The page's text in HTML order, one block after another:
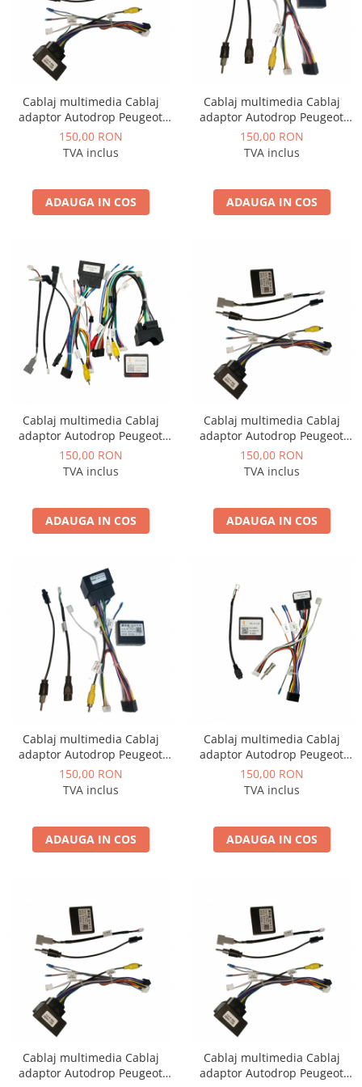
Mitsubishi
Land Rover
Mazda
Isuzu
Subaru
Smart
Fiat
Volvo
Porsche
Daihatsu
Rame adaptoare Mazda
Rame adaptoare Kia
Rame adaptoare Alfa Romeo
Rame adaptoare Nissan
Rame adaptoare Hyundai
Rame adaptoare Mitsubishi
Rame adaptoare Jeep
Rame adaptoare Dodge
Rame adaptoare Isuzu
Rame adaptoare Subaru
Rame adaptoare Iveco
Rame adaptoare Land Rover
Rame adaptoare Ssangyong
Rame adaptoare Hummer
Cablaj multimedia Cablaj
adaptor Autodrop Peugeot
408 (2014+) pentru Navigații
multimedia Android
150,00 RON
TVA inclus
ADAUGA IN COS
Cablaj multimedia Cablaj
adaptor Autodrop Peugeot
308 (2016+) pentru Navigații
multimedia Android
150,00 RON
TVA inclus
ADAUGA IN COS
Cablaj multimedia Cablaj
adaptor Autodrop Peugeot
2008/208 (2015+) pentru
Navigații multimedia Android
150,00 RON
TVA inclus
ADAUGA IN COS
Cablaj multimedia Cablaj
adaptor Autodrop Peugeot
3008/5008 (Clima automata)
pentru Navigații multimedia
150,00 RON
TVA inclus
ADAUGA IN COS
Cablaj multimedia Cablaj
adaptor Autodrop Peugeot
308 (2012-2015) pentru
Navigații multimedia Android
150,00 RON
TVA inclus
ADAUGA IN COS
Cablaj multimedia Cablaj
adaptor Autodrop Peugeot
206 (2004-2008) pentru
Navigații multimedia Android
150,00 RON
TVA inclus
ADAUGA IN COS
Cablaj multimedia Cablaj
adaptor Autodrop Peugeot
Cablaj multimedia Cablaj
adaptor Autodrop Peugeot